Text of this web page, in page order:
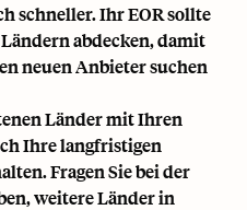
schneller. Ihr EOR sollte
abdecken, damit
neuen Anbieter suchen
Länder mit Ihren
Ihre langfristigen
Fragen Sie bei der
weitere Länder in